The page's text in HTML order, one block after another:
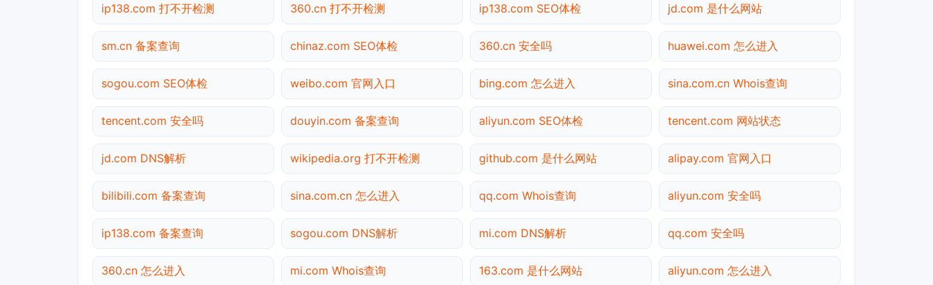
ip138.com 打不开检测 360.cn 打不开检测 ip138.com SEO体检 jd.com 是什么网站
sm.cn 备案查询 chinaz.com SEO体检 360.cn 安全吗 huawei.com 怎么进入
sogou.com SEO体检 weibo.com 官网入口 bing.com 怎么进入 sina.com.cn Whois查询
tencent.com 安全吗 douyin.com 备案查询 aliyun.com SEO体检 tencent.com 网站状态
jd.com DNS解析 wikipedia.org 打不开检测 github.com 是什么网站 alipay.com 官网入口
bilibili.com 备案查询 sina.com.cn 怎么进入 qq.com Whois查询 aliyun.com 安全吗
ip138.com 备案查询 sogou.com DNS解析 mi.com DNS解析 qq.com 安全吗
360.cn 怎么进入 mi.com Whois查询 163.com 是什么网站 aliyun.com 怎么进入